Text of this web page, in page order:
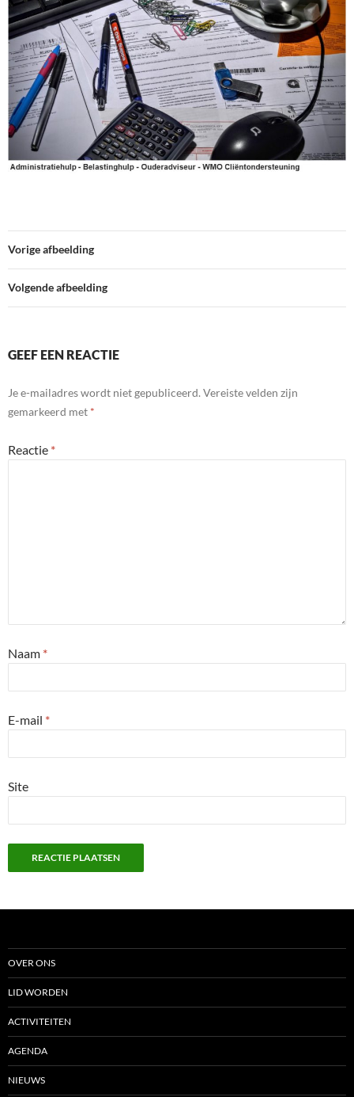
Vorige afbeelding
Volgende afbeelding
GEEF EEN REACTIE
Je e-mailadres wordt niet gepubliceerd.Vereiste velden zijn
gemarkeerd met *
Reactie *
Naam *
E-mail *
Site
OVER ONS
LID WORDEN
ACTIVITEITEN
AGENDA
NIEUWS